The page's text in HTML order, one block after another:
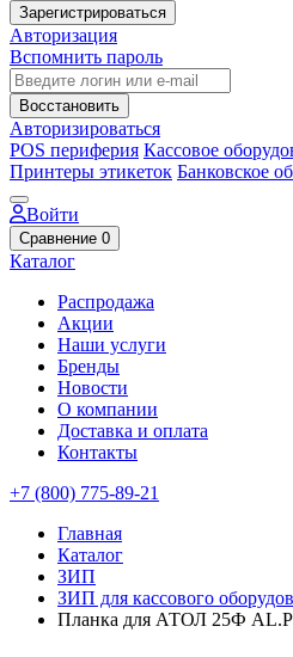
Зарегистрироваться
Авторизация
Вспомнить пароль
Восстановить
Авторизироваться
POS периферия Кассовое
Принтеры этикеток Банковское
Войти
Сравнение 0
Каталог
Распродажа
Акции
Наши услуги
Бренды
Новости
О компании
Доставка и оплата
Контакты
+7 (800) 775-89-21
Главная
Каталог
ЗИП
ЗИП для кассового
Планка для АТОЛ 25Ф